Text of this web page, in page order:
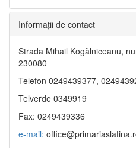
Informaţii de contact
Strada Mihail Kogălniceanu,
230080
Telefon 0249439377,
Telverde 0349919
Fax: 0249439336
e-mail: